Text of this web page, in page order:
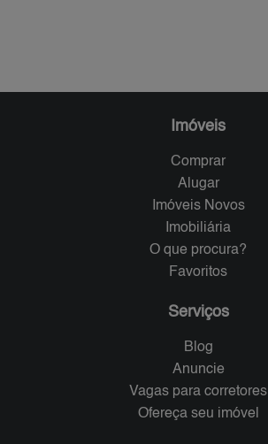
Imóveis
Comprar
Alugar
Imóveis Novos
Imobiliária
O que procura?
Favoritos
Serviços
Blog
Anuncie
Vagas para corretores
Ofereça seu imóvel